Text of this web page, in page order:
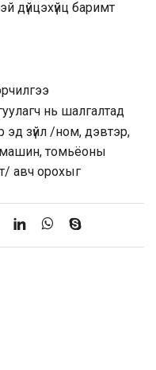
дүйцэхүйц баримт
нь шалгалтад
эд зүйл /ном, дэвтэр,
машин, томьёоны
авч орохыг